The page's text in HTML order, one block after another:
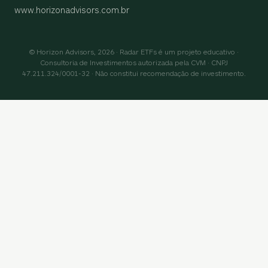
www.horizonadvisors.com.br
© Horizon Advisors, 2026 · Radar ETFs é um projeto educativo ·
Consultoria de Investimentos autorizada pela CVM · CNPJ
47.211.324/0001-32 · Não constitui recomendação de investimento.